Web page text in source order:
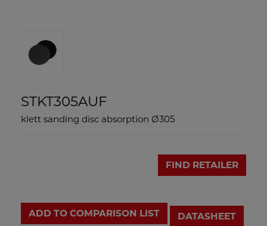
STKT305AUF
klett sanding disc absorption Ø305
FIND RETAILER
ADD TO COMPARISON LIST DATASHEET